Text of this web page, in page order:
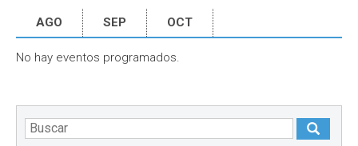
AGO SEP OCT
No hay eventos programados.